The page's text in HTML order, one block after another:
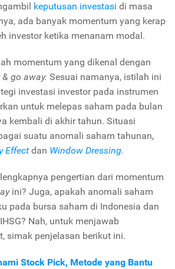
keputusan investasi di masa
ada banyak momentum yang kerap
investor ketika menanam modal.
momentum yang dikenal dengan
go away. Sesuai namanya, istilah ini
investasi investor pada instrumen
untuk melepas saham pada bulan
kembali di akhir tahun. Situasi
suatu anomali saham tahunan,
Effect dan Window Dressing.
pengertian dari momentum
ini? Juga, apakah anomali saham
pada bursa saham di Indonesia dan
Nah, untuk menjawab
simak penjelasan berikut ini.
Stock Pick, Metode yang Bantu